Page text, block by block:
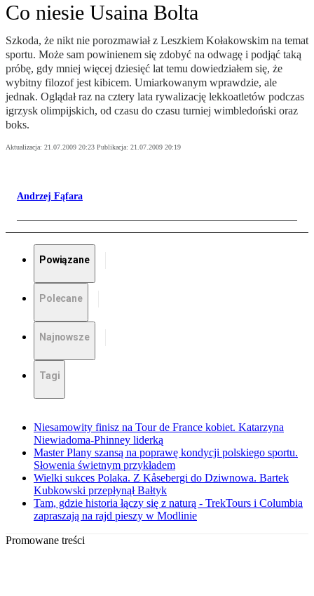
Co niesie Usaina Bolta
Szkoda, że nikt nie porozmawiał z Leszkiem Kołakowskim na temat
sportu. Może sam powinienem się zdobyć na odwagę i podjąć taką
próbę, gdy mniej więcej dziesięć lat temu dowiedziałem się, że
wybitny filozof jest kibicem. Umiarkowanym wprawdzie, ale
jednak. Oglądał raz na cztery lata rywalizację lekkoatletów podczas
igrzysk olimpijskich, od czasu do czasu turniej wimbledoński oraz
boks.
Aktualizacja: 21.07.2009 20:23 Publikacja: 21.07.2009 20:19
Andrzej Fąfara
Powiązane
Polecane
Najnowsze
Tagi
Niesamowity finisz na Tour de France kobiet. Katarzyna
Niewiadoma-Phinney liderką
Master Plany szansą na poprawę kondycji polskiego sportu.
Słowenia świetnym przykładem
Wielki sukces Polaka. Z Kåsebergi do Dziwnowa. Bartek
Kubkowski przepłynął Bałtyk
Tam, gdzie historia łączy się z naturą - TrekTours i Columbia
zapraszają na rajd pieszy w Modlinie
Promowane treści